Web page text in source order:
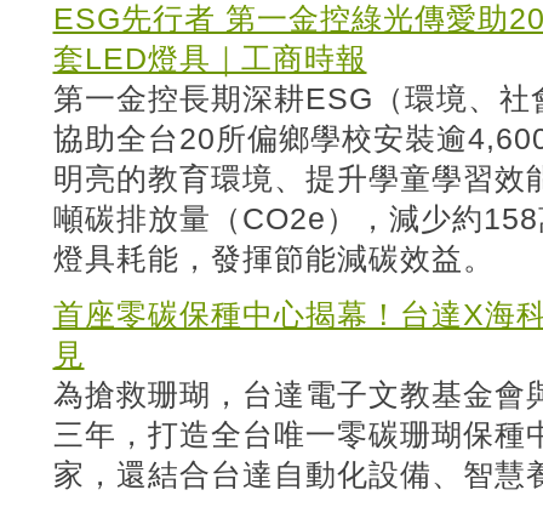
ESG先行者 第一金控綠光傳愛助
套LED燈具｜工商時報
第一金控長期深耕ESG（環境、
協助全台20所偏鄉學校安裝逾
明亮的教育環境、提升學童學習效
噸碳排放量（CO2e），減少約
燈具耗能，發揮節能減碳效益。
首座零碳保種中心揭幕！台達X海
見
為搶救珊瑚，台達電子文教基金會
三年，打造全台唯一零碳珊瑚保種
家，還結合台達自動化設備、智慧